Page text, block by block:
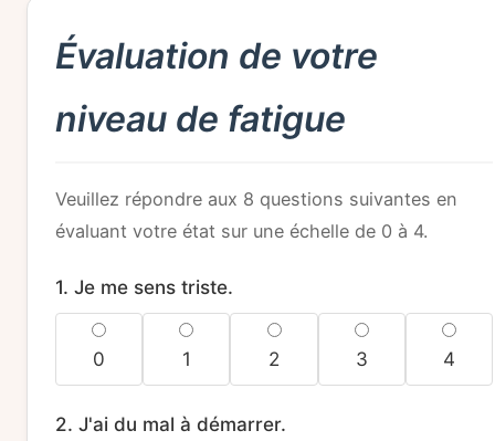
Évaluation de votre
niveau de fatigue
Veuillez répondre aux 8 questions suivantes en
évaluant votre état sur une échelle de 0 à 4.
1. Je me sens triste.
0 1 2 3 4
2. J'ai du mal à démarrer.